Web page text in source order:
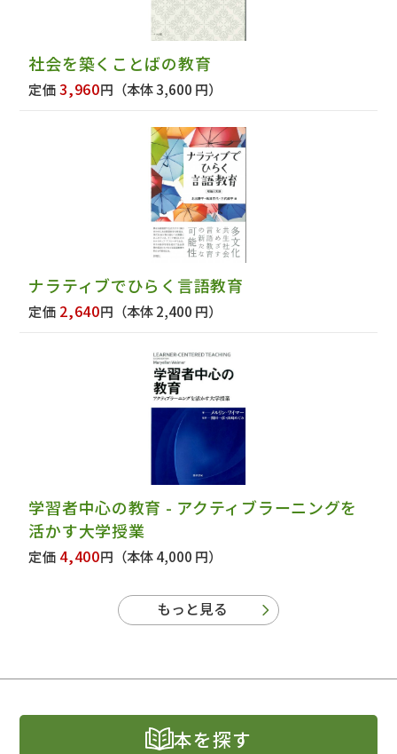
社会を築くことばの教育
定価3,960円 （本体 3,600 円）
ナラティブでひらく言語教育
定価 2,640円 （本体 2,400 円）
学習者中心の教育 - アクティブラーニングを
活かす大学授業
定価 4,400円 （本体 4,000 円）
もっと見る
本を探す